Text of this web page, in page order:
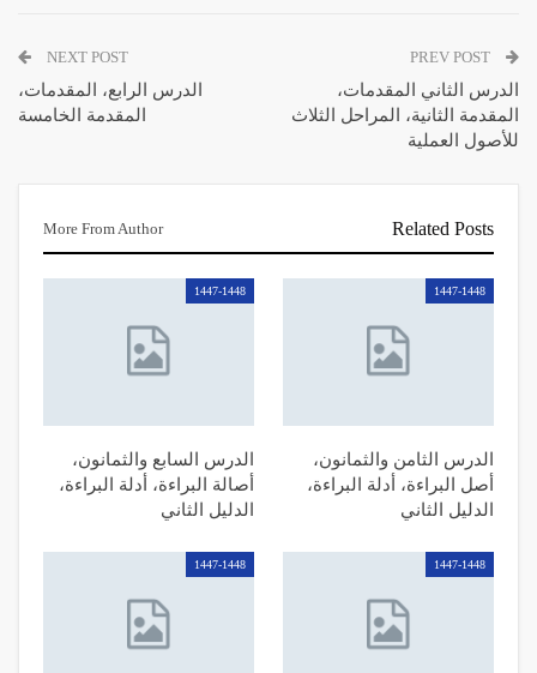
الدرس الثاني المقدمات،
المقدمة الثانية، المراحل الثلاث
للأصول العملية
NEXT POST
الدرس الرابع، المقدمات،
المقدمة الخامسة
Related Posts
More From Author
1447-1448
الدرس الثامن والثمانون،
أصل البراءة، أدلة البراءة،
الدليل الثاني
1447-1448
الدرس السابع والثمانون،
أصالة البراءة، أدلة البراءة،
الدليل الثاني
1447-1448
1447-1448